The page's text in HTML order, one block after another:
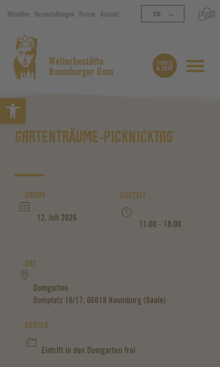
Symbolleiste öffnen
Aktuelles Veranstaltungen Presse Kontakt DE
Welterbestätte
Naumburger Dom
GARTENTRÄUME-PICKNICKTAG
DATUM
12. Juli 2026
UHRZEIT
11:00 - 18:00
ORT
Domgarten
Domplatz 16/17, 06618 Naumburg (Saale)
KOSTEN
Eintritt in den Domgarten frei